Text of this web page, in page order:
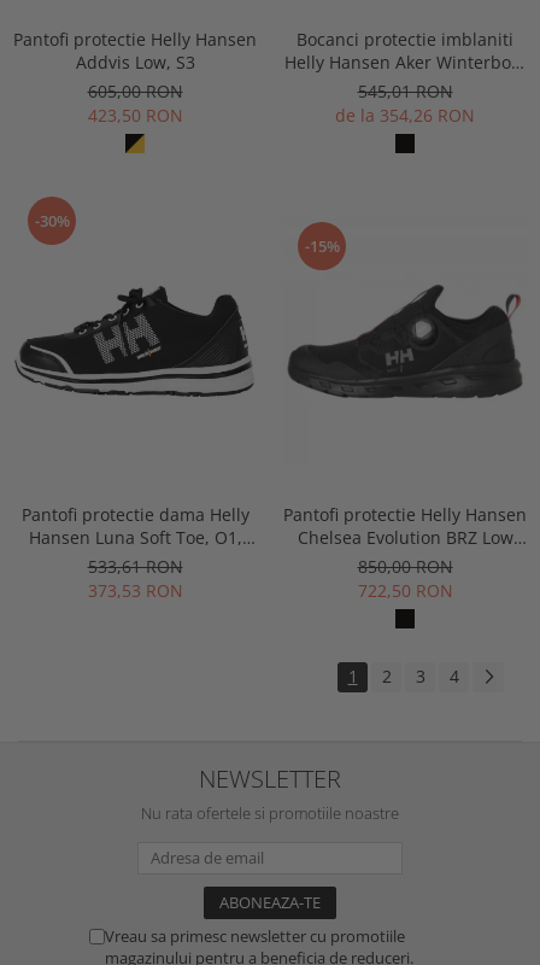
Pantofi protectie Helly Hansen
Addvis Low, S3
605,00 RON
423,50 RON
Bocanci protectie imblaniti
Helly Hansen Aker Winterboot
S3
545,01 RON
de la 354,26 RON
-30%
Pantofi protectie dama Helly
Hansen Luna Soft Toe, O1,
negru/portocaliu
533,61 RON
373,53 RON
-15%
Pantofi protectie Helly Hansen
Chelsea Evolution BRZ Low
BOA Soft Toe O1
850,00 RON
722,50 RON
1 2 3 4
NEWSLETTER
Nu rata ofertele si promotiile noastre
Vreau sa primesc newsletter cu promotiile
magazinului pentru a beneficia de reduceri.